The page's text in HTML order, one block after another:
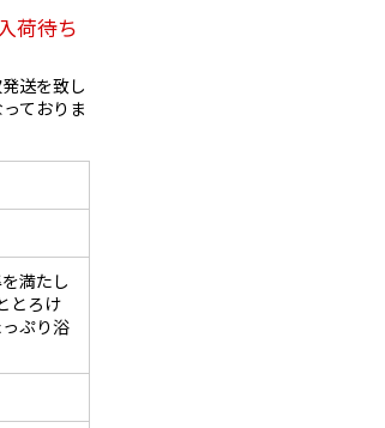
入荷待ち
送を致し
ておりま
満たし
とろけ
ぷり浴